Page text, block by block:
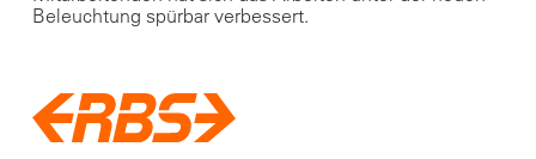
Beleuchtung spürbar verbessert.